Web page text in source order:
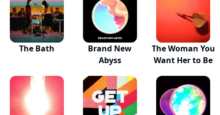
The Bath
Brand New
Abyss
The Woman You
Want Her to Be